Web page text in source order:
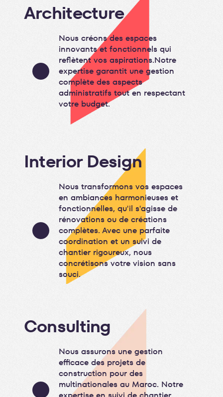
Architecture
Nous créons des espaces
innovants et fonctionnels qui
reflètent vos aspirations.Notre
expertise garantit une gestion
complète des aspects
administratifs tout en respectant
votre budget.
Interior Design
Nous transformons vos espaces
en ambiances harmonieuses et
fonctionnelles, qu'il s'agisse de
rénovations ou de créations
complètes. Avec une parfaite
coordination et un suivi de
chantier rigoureux, nous
concrétisons votre vision sans
souci.
Consulting
Nous assurons une gestion
efficace des projets de
construction pour des
multinationales au Maroc. Notre